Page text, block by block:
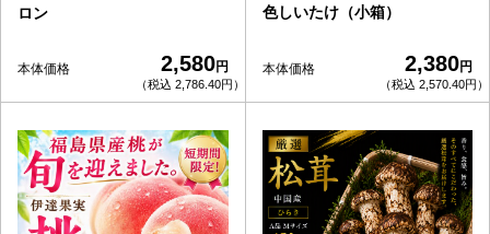
ロン
本体価格 2,580円
（税込 2,786.40円）
色しいたけ（小箱）
本体価格 2,380円
（税込 2,570.40円）